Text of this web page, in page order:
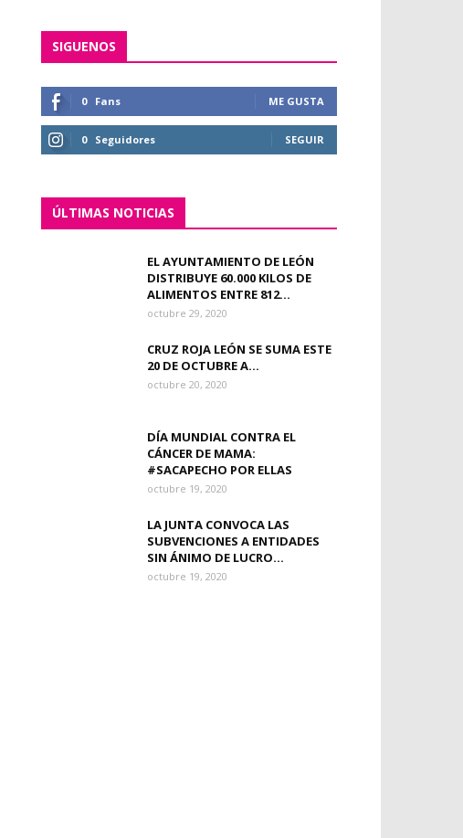
SIGUENOS
0 Fans ME GUSTA
0 Seguidores SEGUIR
ÚLTIMAS NOTICIAS
EL AYUNTAMIENTO DE LEÓN
DISTRIBUYE 60.000 KILOS DE
ALIMENTOS ENTRE 812...
octubre 29, 2020
CRUZ ROJA LEÓN SE SUMA ESTE
20 DE OCTUBRE A...
octubre 20, 2020
DÍA MUNDIAL CONTRA EL
CÁNCER DE MAMA:
#SACAPECHO POR ELLAS
octubre 19, 2020
LA JUNTA CONVOCA LAS
SUBVENCIONES A ENTIDADES
SIN ÁNIMO DE LUCRO...
octubre 19, 2020